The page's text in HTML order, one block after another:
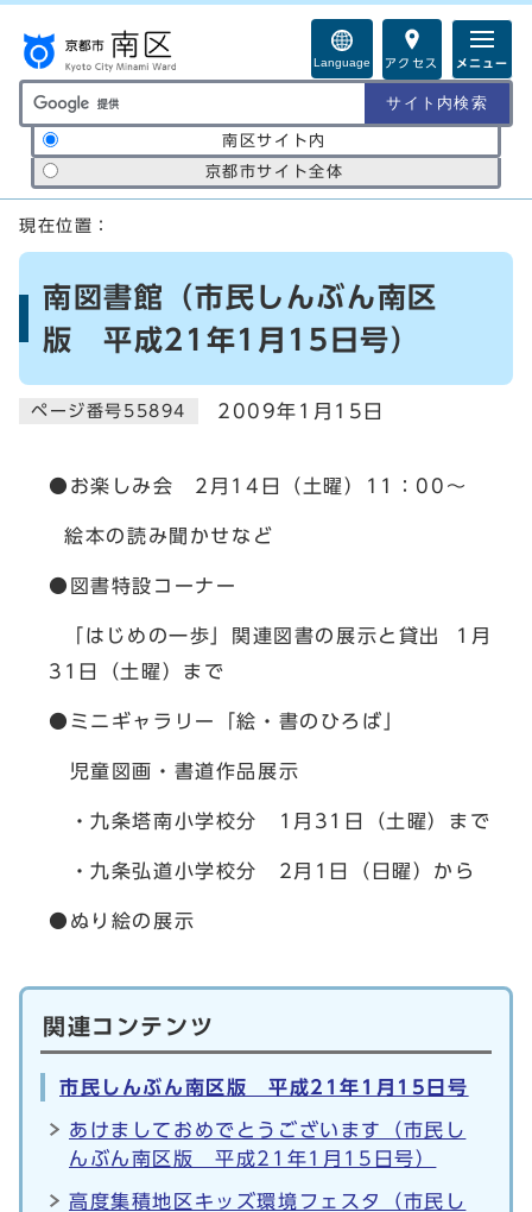
Language アクセス メニュー
サイト内検索の範囲
南区サイト内
京都市サイト全体
ここから本文です
現在位置：
南図書館（市民しんぶん南区
版 平成21年1月15日号）
ページ番号55894 2009年1月15日
●お楽しみ会 2月14日（土曜）11：00～
絵本の読み聞かせなど
●図書特設コーナー
「はじめの一歩」関連図書の展示と貸出 1月
31日（土曜）まで
●ミニギャラリー「絵・書のひろば」
児童図画・書道作品展示
・九条塔南小学校分 1月31日（土曜）まで
・九条弘道小学校分 2月1日（日曜）から
●ぬり絵の展示
関連コンテンツ
市民しんぶん南区版 平成21年1月15日号
あけましておめでとうございます（市民し
んぶん南区版 平成21年1月15日号）
高度集積地区キッズ環境フェスタ（市民し